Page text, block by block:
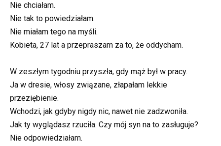
Nie chciałam.
Nie tak to powiedziałam.
Nie miałam tego na myśli.
Kobieta, 27 lat a przepraszam za to, że oddycham.
W zeszłym tygodniu przyszła, gdy mąż był w pracy.
Ja w dresie, włosy związane, złapałam lekkie
przeziębienie.
Wchodzi, jak gdyby nigdy nic, nawet nie zadzwoniła.
Jak ty wyglądasz rzuciła. Czy mój syn na to zasługuje?
Nie odpowiedziałam.